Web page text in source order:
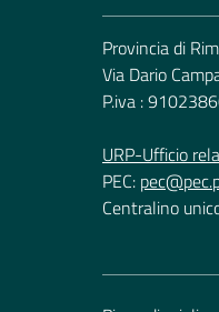
Provincia di
Via Dario
P.iva :
URP-Ufficio
PEC:
Centralino